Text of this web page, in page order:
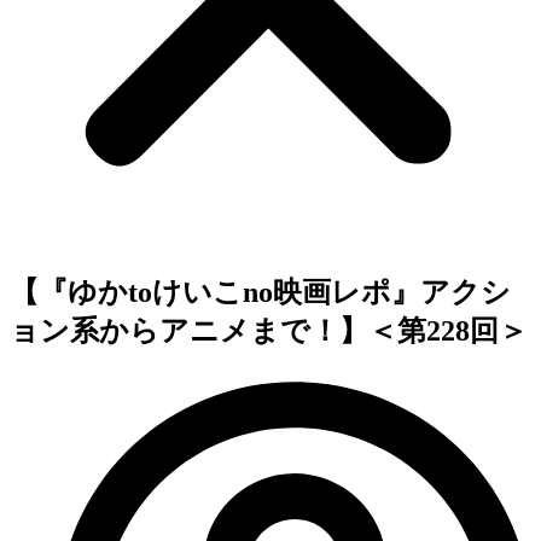
【『ゆかtoけいこno映画レポ』アクシ
ョン系からアニメまで！】＜第228回＞